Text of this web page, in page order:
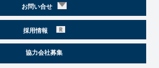
お問い合せ
採用情報
協力会社募集